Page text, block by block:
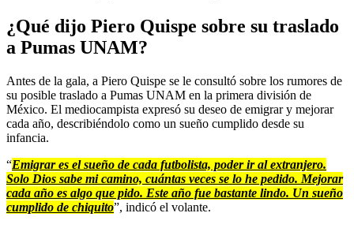
¿Qué dijo Piero Quispe sobre su traslado
a Pumas UNAM?
Antes de la gala, a Piero Quispe se le consultó sobre los rumores de
su posible traslado a Pumas UNAM en la primera división de
México. El mediocampista expresó su deseo de emigrar y mejorar
cada año, describiéndolo como un sueño cumplido desde su
infancia.
“Emigrar es el sueño de cada futbolista, poder ir al extranjero.
Solo Dios sabe mi camino, cuántas veces se lo he pedido. Mejorar
cada año es algo que pido. Este año fue bastante lindo. Un sueño
cumplido de chiquito”, indicó el volante.